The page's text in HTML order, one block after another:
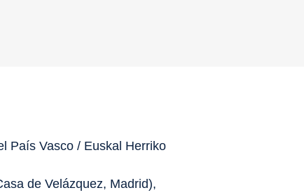
País Vasco / Euskal Herriko
de Velázquez, Madrid),